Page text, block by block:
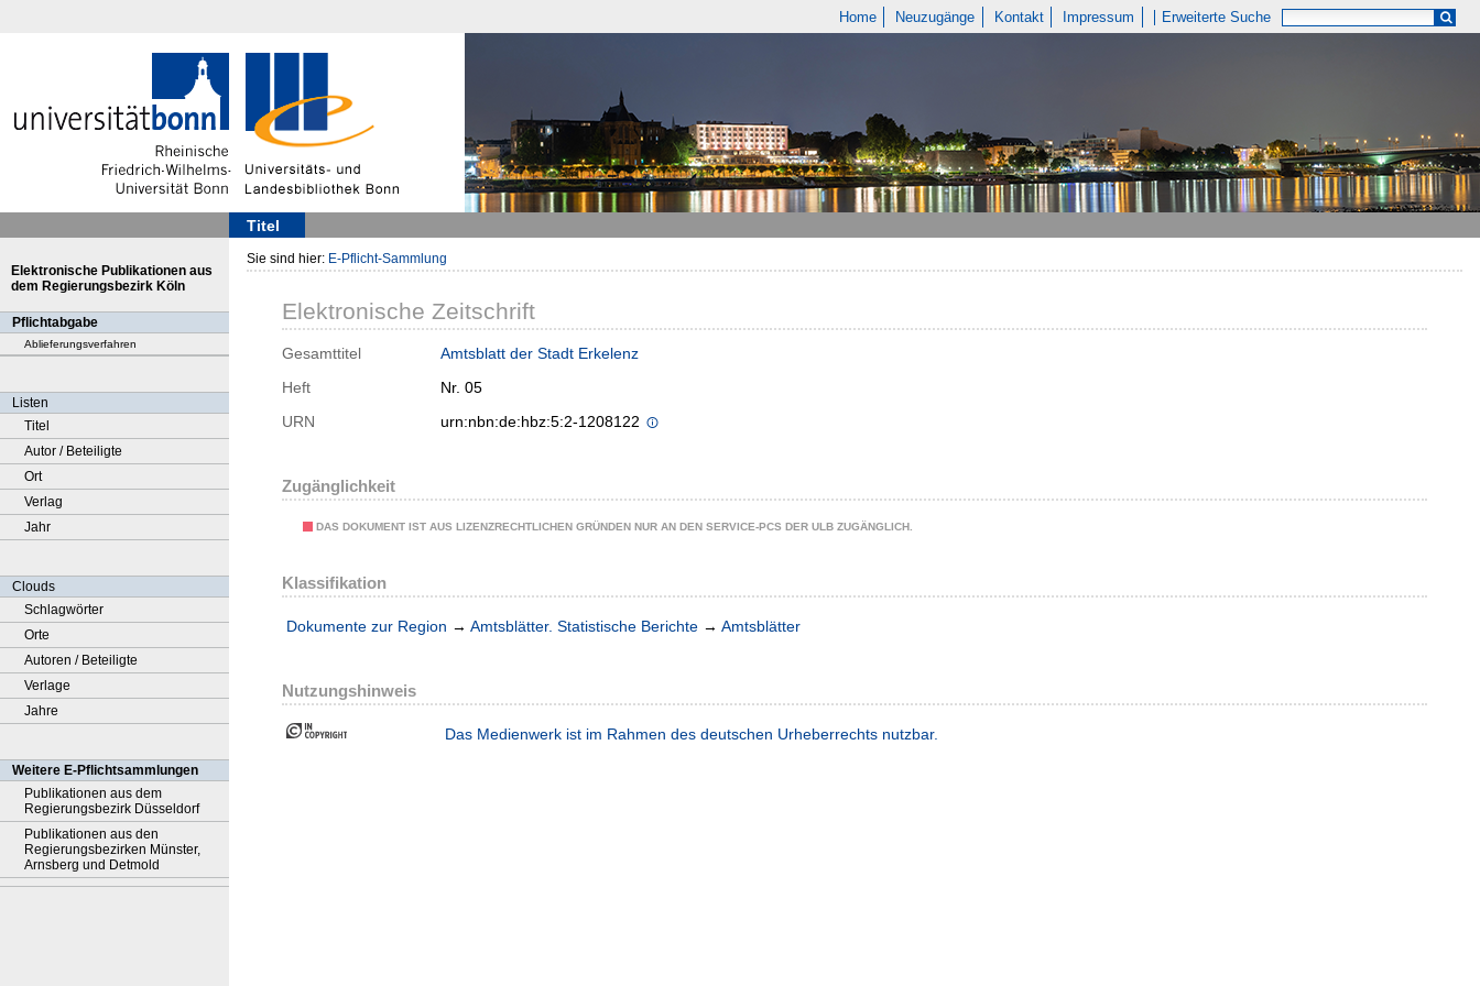
Home Neuzugänge Kontakt Impressum Erweiterte Suche
Titel
Elektronische Publikationen aus
dem Regierungsbezirk Köln
Pflichtabgabe
Ablieferungsverfahren
Listen
Titel
Autor / Beteiligte
Ort
Verlag
Jahr
Clouds
Schlagwörter
Orte
Autoren / Beteiligte
Verlage
Jahre
Weitere E-Pflichtsammlungen
Publikationen aus dem
Regierungsbezirk Düsseldorf
Publikationen aus den
Regierungsbezirken Münster,
Arnsberg und Detmold
Sie sind hier: E-Pflicht-Sammlung
Elektronische Zeitschrift
Gesamttitel
Amtsblatt der Stadt Erkelenz
Heft
Nr. 05
URN
urn:nbn:de:hbz:5:2-1208122
Zugänglichkeit
DAS DOKUMENT IST AUS LIZENZRECHTLICHEN GRÜNDEN NUR AN DEN SERVICE-PCS DER ULB ZUGÄNGLICH.
Klassifikation
Dokumente zur Region → Amtsblätter. Statistische Berichte → Amtsblätter
Nutzungshinweis
Das Medienwerk ist im Rahmen des deutschen Urheberrechts nutzbar.